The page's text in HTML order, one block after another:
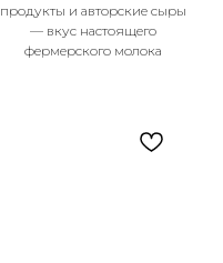
продукты и авторские сыры
— вкус настоящего
фермерского молока